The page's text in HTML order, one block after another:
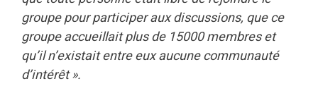
groupe pour participer aux discussions, que ce
groupe accueillait plus de 15000 membres et
qu’il n’existait entre eux aucune communauté
d’intérêt ».